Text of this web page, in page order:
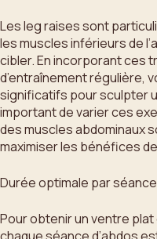
Les leg raises sont
les muscles inférieurs de
cibler. En incorporant ces
d’entraînement régulière,
significatifs pour sculpter
important de varier ces
des muscles abdominaux
maximiser les bénéfices
Durée optimale par
Pour obtenir un ventre